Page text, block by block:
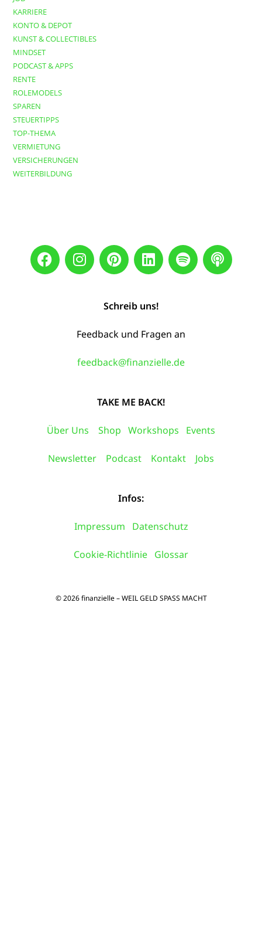
KARRIERE
KONTO & DEPOT
KUNST & COLLECTIBLES
MINDSET
PODCAST & APPS
RENTE
ROLEMODELS
SPAREN
STEUERTIPPS
TOP-THEMA
VERMIETUNG
VERSICHERUNGEN
WEITERBILDUNG
Schreib uns!
Feedback und Fragen an
feedback@finanzielle.de
TAKE ME BACK!
Über Uns Shop Workshops Events
Newsletter Podcast Kontakt Jobs
Infos:
Impressum Datenschutz
Cookie-Richtlinie Glossar
© 2026 finanzielle – WEIL GELD SPASS MACHT